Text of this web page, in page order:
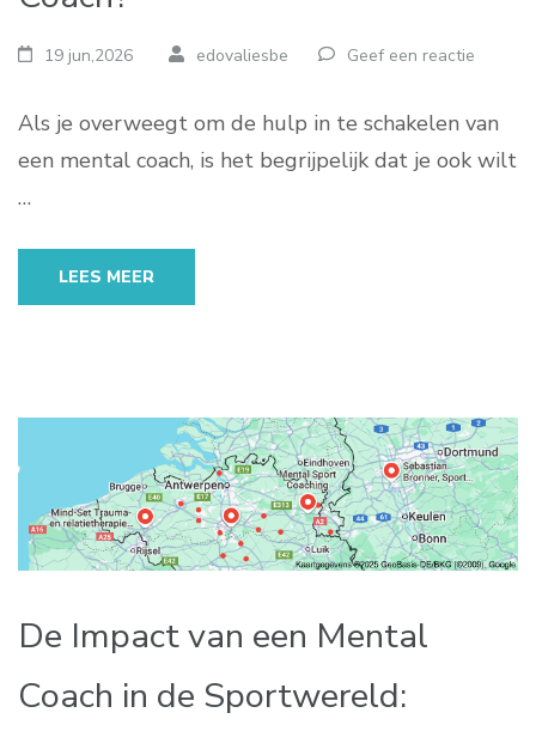
19 jun,2026 edovaliesbe Geef een reactie
Als je overweegt om de hulp in te schakelen van
een mental coach, is het begrijpelijk dat je ook wilt
…
LEES MEER
De Impact van een Mental
Coach in de Sportwereld: